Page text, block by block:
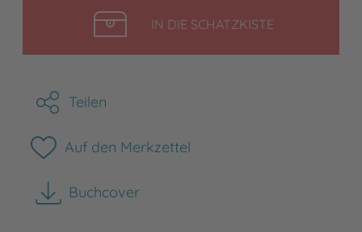
IN DIE SCHATZKISTELEGEN
Teilen
Auf den Merkzettel
Buchcover
herunterladen